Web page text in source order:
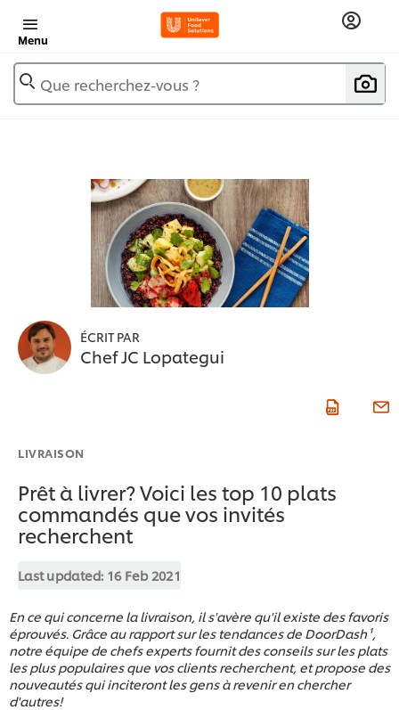
Menu
Que recherchez-vous ?
ÉCRIT PAR
Chef JC Lopategui
LIVRAISON
Prêt à livrer? Voici les top 10 plats
commandés que vos invités
recherchent
Last updated: 16 Feb 2021
En ce qui concerne la livraison, il s'avère qu'il existe des favoris
éprouvés. Grâce au rapport sur les tendances de DoorDash¹,
notre équipe de chefs experts fournit des conseils sur les plats
les plus populaires que vos clients recherchent, et propose des
nouveautés qui inciteront les gens à revenir en chercher
d'autres!